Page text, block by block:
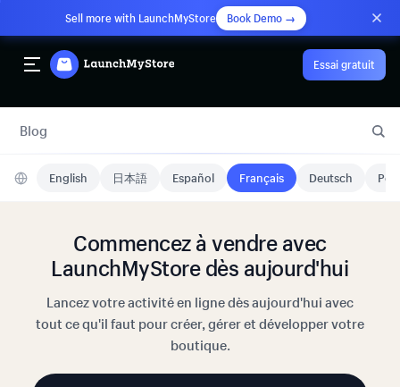
Sell more with LaunchMyStore Book Demo →
Essai gratuit
Blog
English 日本語 Español Français Deutsch
Commencez à vendre avec
LaunchMyStore dès aujourd'hui
Lancez votre activité en ligne dès aujourd'hui avec
tout ce qu'il faut pour créer, gérer et développer votre
boutique.